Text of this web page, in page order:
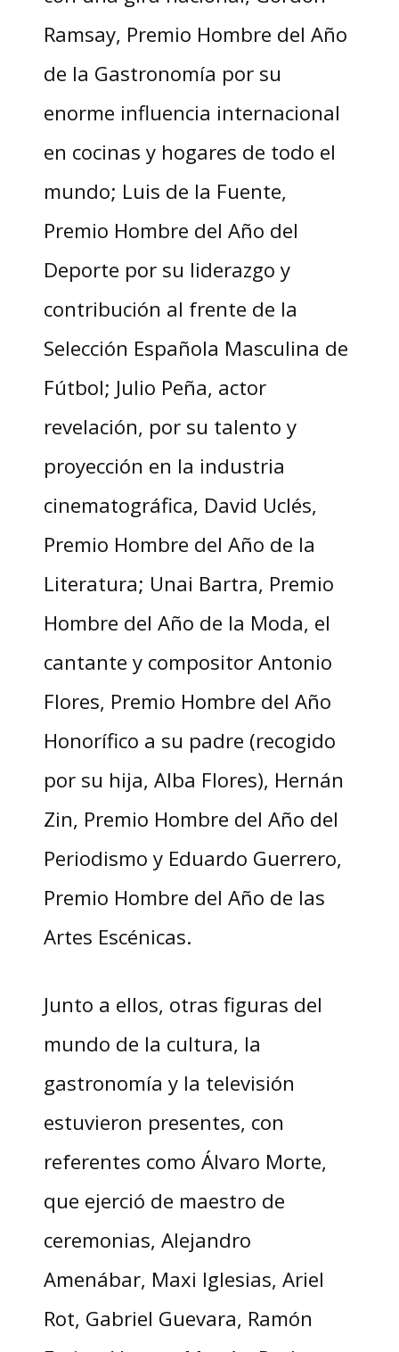
Ramsay, Premio Hombre del Año
de la Gastronomía por su
enorme influencia internacional
en cocinas y hogares de todo el
mundo; Luis de la Fuente,
Premio Hombre del Año del
Deporte por su liderazgo y
contribución al frente de la
Selección Española Masculina de
Fútbol; Julio Peña, actor
revelación, por su talento y
proyección en la industria
cinematográfica, David Uclés,
Premio Hombre del Año de la
Literatura; Unai Bartra, Premio
Hombre del Año de la Moda, el
cantante y compositor Antonio
Flores, Premio Hombre del Año
Honorífico a su padre (recogido
por su hija, Alba Flores), Hernán
Zin, Premio Hombre del Año del
Periodismo y Eduardo Guerrero,
Premio Hombre del Año de las
Artes Escénicas.
Junto a ellos, otras figuras del
mundo de la cultura, la
gastronomía y la televisión
estuvieron presentes, con
referentes como Álvaro Morte,
que ejerció de maestro de
ceremonias, Alejandro
Amenábar, Maxi Iglesias, Ariel
Rot, Gabriel Guevara, Ramón